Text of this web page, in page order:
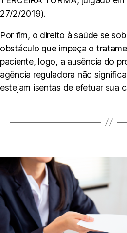
27/2/2019).
Por fim, o direito à saúde se
obstáculo que impeça o
paciente, logo, a ausência do
agência reguladora não
estejam isentas de efetuar sua